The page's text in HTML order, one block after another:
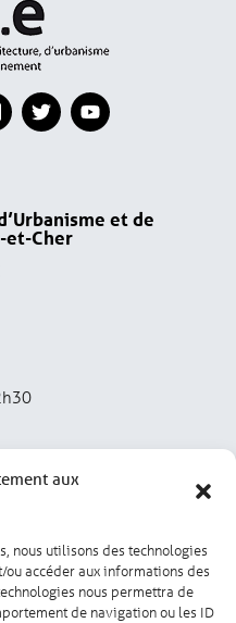
aux
nous utilisons des technologies
accéder aux informations des
nous permettra de
de navigation ou les ID
et de
et-Cher
de confidentialité